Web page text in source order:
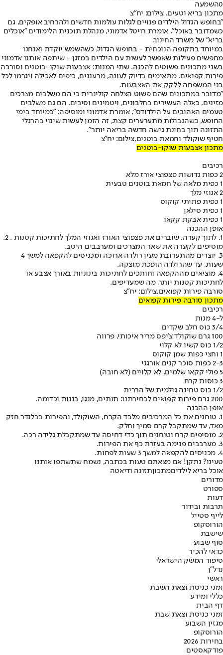
0השמעה
מתכון בריא וטעים. צילום: יח"צ
"בחופש הגדול הילדים פנויים לגלות עולמות חדשים ולהרחיב אופקים, גם
כשמדובר באוכל", אומרת רויטל אדמוני, מנהלת תוכנית הלימודים "אוכלים
בריא" של משרד החינוך.
במיוחד בתקופה הנוכחית - בחופש הגדול, כשהשמש יוקדת ואנחנו
מחפשים פעילות שאפשר לעשות עם הילדים במזגן - שיתפה אותנו אדמוני
בשני מתכונים פשוטים להכנה. שתי המנות: אצבעות שוקו-בוטנים וסורבה
פירות קפואים, מתאימים בדיוק לעונה, מרעננים, כיפים לאכילה ויגרמו לכל
בני המשפחה ללקק את האצבעות.
"מדובר במתכונים שהם פשוט הצלחה קולינרית כי הם משלבים מצרכים
מזינים, כאלה העשירים בחלבונים, ויטמינים וסיבים. הם גם משלבים
טעמים האהובים על הילדודס", אומרת אדמוני ומוסיפה: "במיוחד בימי
החופש, כשהגבולות מתערערים קצת, זה הזמן לעשות שינוי בהרגלי
התזונה תוך בחינת גישה חדשה בריאה יותר".
חטיף שוקולד וחמאת בוטנים,צילום: יח"צ
מתכון אצבעות שוקו-בוטנים
רכיבים
2 כפות גדושות פצפוצי אורז מלא
1 כפית מלאה של חמאת בוטנים טבעית
2 אגוזי מלך
1 כפית פתיתי קוקוס
1 כפית סילאן
1 כפית אבקת קקאו
אופן ההכנה
1. לתוך קערה, שוברים את פצפוצי האורז ואגוזי המלך לחתיכות קטנות . 2.
מוסיפים לקערה את שאר המצרכים ומערבבים היטב.
3. יוצרים מהתערובת מעין רולדה ארוכה ומכניסים להקפאה למשך 4
שעות, עד שהרולדה הופכת מוצקה.
4. מוציאים מההקפאה וחותכים לחתיכות בינוניות באורך אצבע או
לחתיכות קטנות יותר, מה שמעדיפים.
סורבה פירות קפואים,צילום: יח"צ
מתכון סורבה פירות קפואים
רכיבים
ל-4 מנות
3/4 כוס חלב שקדים
100 גרם שוקולד צ'יפס מריר איכותי, פרווה
1/2 כוס קשיו לא קלוי
1 וחצי כפות שמן קוקוס
2-3 כפות סוכר קנים אורגני
5 פולי קקאו שלמים, לא קלויים (לא חובה)
3 כוסות קרח
1/2 כוס טחינה גולמית של הררית
200 גרם פירות קפואים לבחירתנו: תותים, מנגו, בננות וכדומה.
אופן ההכנה
1. טוחנים את כל המרכיבים מלבד הקרח, השוקולד, והפירות בבלנדר חזק
מאד, עד שמתקבל קרם סמיך וחלק.
2. מוסיפים קרח וטוחנים תוך כדי דחיסה עד שמתקבלת גלידה רכה.
3. מערבבים פנימה בעזרת כף את הפירות.
4. מכניסים להקפאה למשך 3 שעות לפחות.
טעינו? נתקן! אם מצאתם טעות בכתבה, נשמח שתשתפו אותנו
אוכל בריא לילדיםמתכוןתזונה ודיאטה
מדורים
ספורט
דעות
תרבות ובידור
לייף סטייל
הורוסקופ
שישבת
סוף שבוע
כדאי להכיר
סיפור המשק הישראלי
נדל"ן
ראשי
זמני כניסת וצאת השבת
כללי ומידע
דף הבית
זמני כניסת וצאת שבת
מגזין השבוע
הורוסקופ
בחירות 2026
פודקאסטים